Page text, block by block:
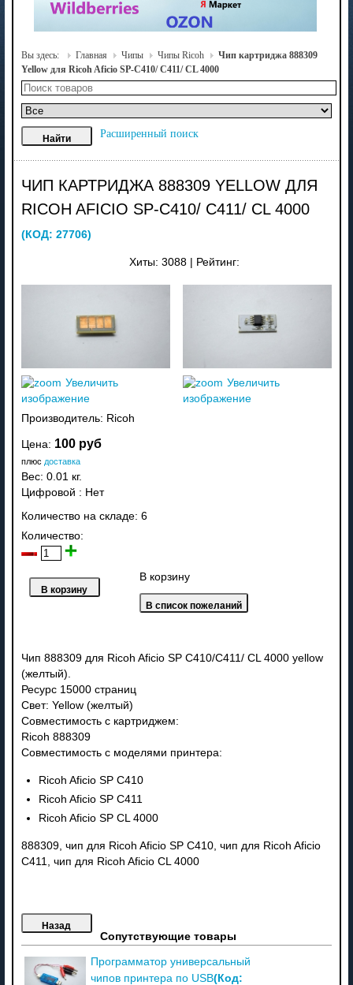
Вы здесь: Главная Чипы Чипы Ricoh
Чип картриджа 888309
Yellow для Ricoh Aficio SP-C410/ C411/ CL 4000
Расширенный поиск
ЧИП КАРТРИДЖА 888309 YELLOW ДЛЯ
RICOH AFICIO SP-C410/ C411/ CL 4000
(КОД: 27706)
Хиты: 3088 Рейтинг:
Увеличить
изображение
Увеличить
изображение
Производитель: Ricoh
Цена: 100 руб
плюс доставка
Вес: 0.01 кг.
Цифровой : Нет
Количество на складе: 6
Количество:
В корзину
Чип 888309 для Ricoh Aficio SP C410/C411/ CL 4000 yellow
(желтый).
Ресурс 15000 страниц
Свет: Yellow (желтый)
Совместимость с картриджем:
Ricoh 888309
Совместимость с моделями принтера:
Ricoh Aficio SP C410
Ricoh Aficio SP C411
Ricoh Aficio SP CL 4000
888309, чип для Ricoh Aficio SP C410, чип для Ricoh Aficio
C411, чип для Ricoh Aficio CL 4000
Сопутствующие товары
Программатор универсальный
чипов принтера по USB(Код: